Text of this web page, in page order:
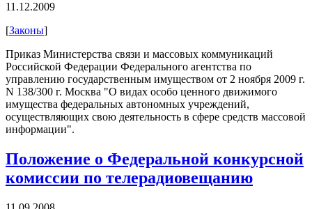
11.12.2009
[Законы]
Приказ Министерства связи и массовых коммуникаций
Российской Федерации Федерального агентства по
управлению государственным имуществом от 2 ноября 2009 г.
N 138/300 г. Москва "О видах особо ценного движимого
имущества федеральных автономных учреждений,
осуществляющих свою деятельность в сфере средств массовой
информации".
Положение о Федеральной конкурсной
комиссии по телерадиовещанию